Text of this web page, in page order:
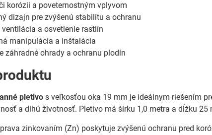
korózii a poveternostným vplyvom
dizajn pre zvýšenú stabilitu a ochranu
ventilácia a osvetlenie rastlín
manipulácia a inštalácia
záhradné ohrady a ochranu plodín
pletivo s veľkosťou oka 19 mm je ideálnym riešením
a dlhú životnosť. Pletivo má šírku 1,0 metra a dĺžku
zinkovaním (Zn) poskytuje zvýšenú ochranu pred